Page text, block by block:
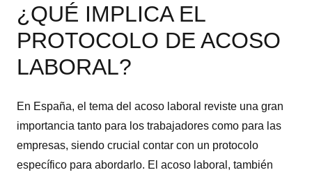
¿QUÉ IMPLICA EL
PROTOCOLO DE ACOSO
LABORAL?
En España, el tema del acoso laboral reviste una gran
importancia tanto para los trabajadores como para las
empresas, siendo crucial contar con un protocolo
específico para abordarlo. El acoso laboral, también